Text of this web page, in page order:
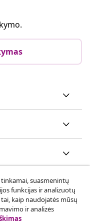
suasmenintų
funkcijas ir analizuotų
kaip naudojatės mūsų
ir analizės